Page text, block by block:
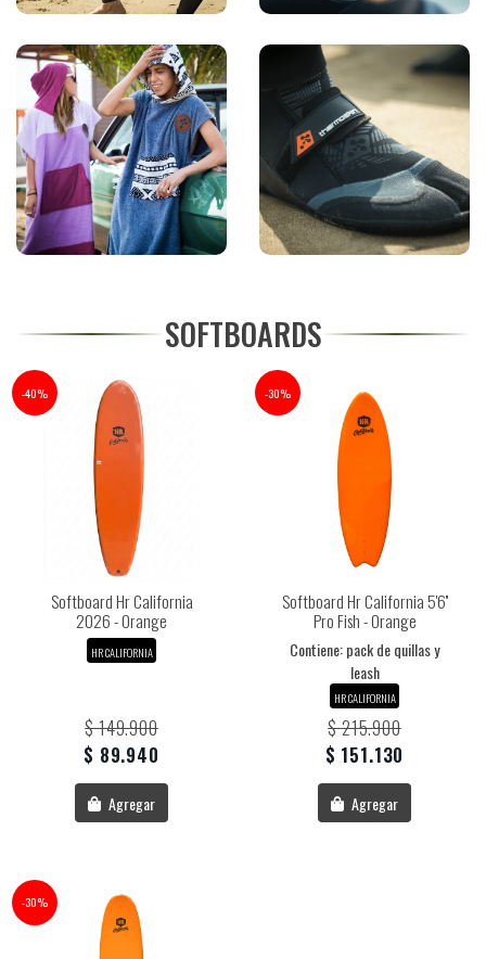
SOFTBOARDS
-40%
Softboard Hr California
2026 - Orange
HR CALIFORNIA
$ 149.900
$ 89.940
Agregar
-30%
Softboard Hr California 5'6''
Pro Fish - Orange
Contiene: pack de quillas y
leash
HR CALIFORNIA
$ 215.900
$ 151.130
Agregar
-30%